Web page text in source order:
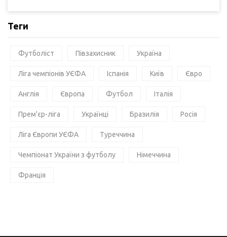
Теги
Футболіст Півзахисник Україна
Ліга чемпіонів УЄФА Іспанія Київ Євро
Англія Європа Футбол Італія
Прем'єр-ліга Українці Бразилія Росія
Ліга Європи УЄФА Туреччина
Чемпіонат України з футболу Німеччина
Франція